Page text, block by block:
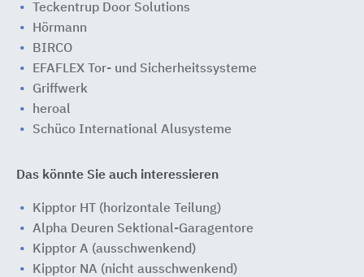
Teckentrup Door Solutions
Hörmann
BIRCO
EFAFLEX Tor- und Sicherheitssysteme
Griffwerk
heroal
Schüco International Alusysteme
Das könnte Sie auch interessieren
Kipptor HT (horizontale Teilung)
Alpha Deuren Sektional-Garagentore
Kipptor A (ausschwenkend)
Kipptor NA (nicht ausschwenkend)